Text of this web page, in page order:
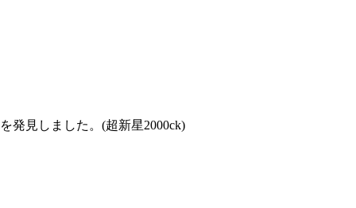
発見しました。(超新星2000ck)